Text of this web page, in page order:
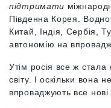
підтримати
Південна Корея.
Китай, Індія, Сербія,
автономію на
Утім росія все ж
світу. І оскільки вона
впроваджують все